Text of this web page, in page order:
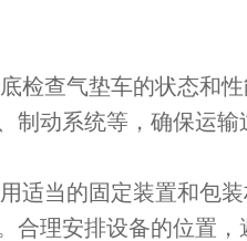
查气垫车的状态和性
制动系统等，确保运
当的固定装置和包装
合理安排设备的位置